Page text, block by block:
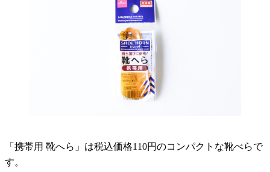
「携帯用 靴へら」は税込価格110円のコンパクトな靴べらで
す。